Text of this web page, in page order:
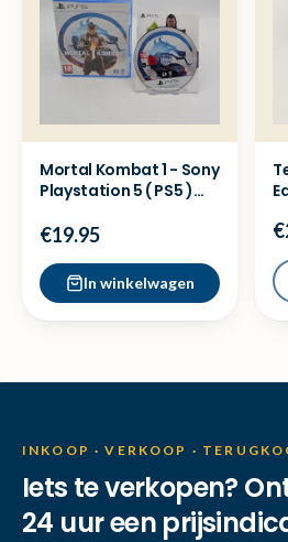
Mortal Kombat 1 - Sony
Playstation 5 ( PS5 )
€19.95
In winkelwagen
INKOOP · VERKOOP ·
Iets te verkopen?
24 uur een